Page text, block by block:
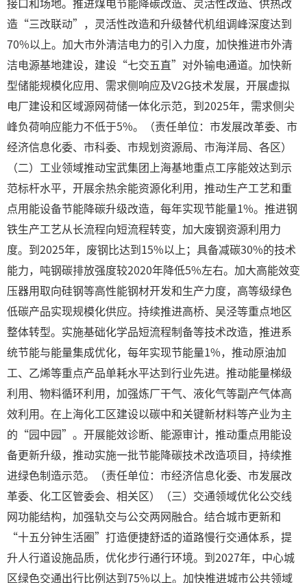
造“三改联动”，灵活性改造和升级替代机组调峰深度达到
70%以上。加大市外清洁电力的引入力度，加快推进市外清
洁电源基地建设，建设“七交五直”对外输电通道。加快新
型储能规模化应用、需求侧响应及V2G技术发展，开展虚拟
电厂建设和区域源网荷储一体化示范，到2025年，需求侧尖
峰负荷响应能力不低于5%。（责任单位：市发展改革委、市
经济信息化委、市科委、市规划资源局、市海洋局、各区）
（二）工业领域推动宝武集团上海基地重点工序能效达到示
范标杆水平，开展余热余能资源化利用，推动生产工艺和重
点用能设备节能降碳升级改造，每年实现节能量1%。推进钢
铁生产工艺从长流程向短流程转变，加大废钢资源利用力
度。到2025年，废钢比达到15%以上；具备减碳30%的技术
能力，吨钢碳排放强度较2020年降低5%左右。加大高能效变
压器用取向硅钢等高性能钢材开发和生产力度，高等级绿色
低碳产品实现规模化供应。持续推进高桥、吴泾等重点地区
整体转型。实施基础化学品短流程制备等技术改造，推进系
统节能与能量集成优化，每年实现节能量1%，推动原油加
工、乙烯等重点产品单耗水平达到行业先进。推动能量梯级
利用、物料循环利用，加强炼厂干气、液化气等副产气体高
效利用。在上海化工区建设以碳中和关键新材料等产业为主
的“园中园”。开展能效诊断、能源审计，推动重点用能设
备更新升级，推动实施一批节能降碳技术改造项目，持续推
进绿色制造示范。（责任单位：市经济信息化委、市发展改
革委、化工区管委会、相关区）（三）交通领域优化公交线
网功能结构，加强轨交与公交两网融合。结合城市更新和
“十五分钟生活圈”打造便捷舒适的道路慢行交通体系，提
升人行道设施品质，优化步行通行环境。到2027年，中心城
区绿色交通出行比例达到75%以上。加快推进城市公共领域